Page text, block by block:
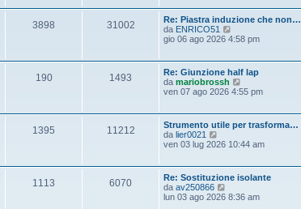
a
g
g
i
o
o
m
e
s
a
g
g
i
o
l
t
i
o
m
e
s
a
g
g
i
o
3898 31002
Re: Piastra induzione che non…
da ENRICO51
e
l
t
i
o
m
s
a
g
g
i
o
gio 06 ago 2026 4:58 pm
190 1493
Re: Giunzione half lap
da mariobrossh
e
l
t
i
o
m
s
ven 07 ago 2026 4:55 pm
1395 11212
Strumento utile per trasforma…
da lier0021
e
u
l
t
i
ven 03 lug 2026 10:44 am
1113 6070
Re: Sostituzione isolante
da av250866
e
lun 03 ago 2026 8:36 am